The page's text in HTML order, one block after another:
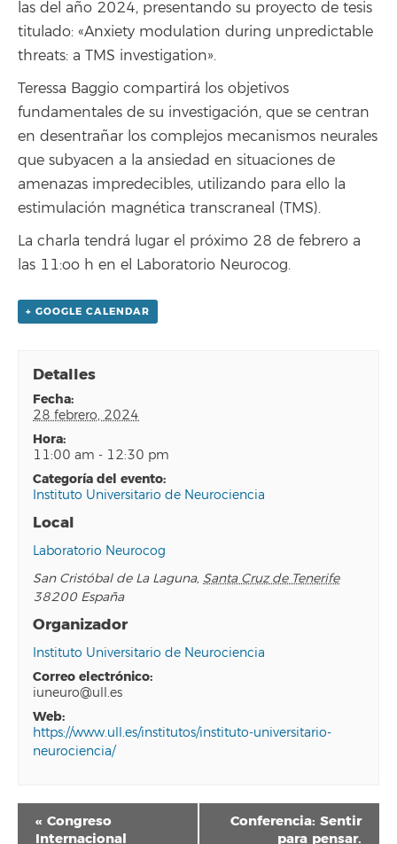
las del año 2024, presentando su proyecto de tesis
titulado: «Anxiety modulation during unpredictable
threats: a TMS investigation».
Teressa Baggio compartirá los objetivos
fundamentales de su investigación, que se centran
en desentrañar los complejos mecanismos neurales
que subyacen a la ansiedad en situaciones de
amenazas impredecibles, utilizando para ello la
estimulación magnética transcraneal (TMS).
La charla tendrá lugar el próximo 28 de febrero a
las 11:oo h en el Laboratorio Neurocog.
+ GOOGLE CALENDAR
Detalles
fecha:
28 febrero, 2024
hora:
11:00 am - 12:30 pm
categoría del evento:
Instituto Universitario de Neurociencia
Local
Laboratorio Neurocog
San Cristóbal de La Laguna, Santa Cruz de Tenerife
38200 España
Organizador
Instituto Universitario de Neurociencia
correo electrónico:
iuneuro@ull.es
web:
https://www.ull.es/institutos/instituto-universitario-
neurociencia/
Navegación
« Congreso
Internacional
Conferencia: Sentir
para pensar.